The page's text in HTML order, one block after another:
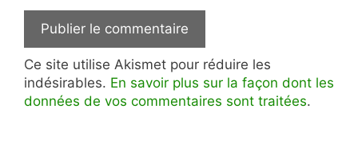
Ce site utilise Akismet pour réduire les
indésirables. En savoir plus sur la façon dont les
données de vos commentaires sont traitées.